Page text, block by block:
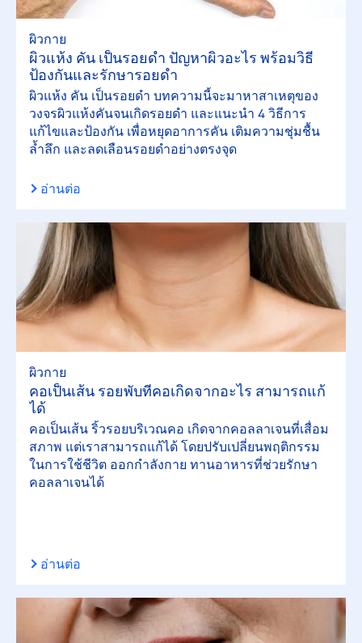
ผิวกาย
ผิวแห้ง คัน เป็นรอยดํา ปัญหาผิวอะไร พร้อมวิธี
ป้องกันและรักษารอยดำ
ผิวแห้ง คัน เป็นรอยดำ บทความนี้จะมาหาสาเหตุของ
วงจรผิวแห้งคันจนเกิดรอยดำ และแนะนำ 4 วิธีการ
แก้ไขและป้องกัน เพื่อหยุดอาการคัน เติมความชุ่มชื้น
ล้ำลึก และลดเลือนรอยดำอย่างตรงจุด
อ่านต่อ
ผิวกาย
คอเป็นเส้น รอยพับที่คอเกิดจากอะไร สามารถแก้
ได้
คอเป็นเส้น ริ้วรอยบริเวณคอ เกิดจากคอลลาเจนที่เสื่อม
สภาพ แต่เราสามารถแก้ได้ โดยปรับเปลี่ยนพฤติกรรม
ในการใช้ชีวิต ออกกำลังกาย ทานอาหารที่ช่วยรักษา
คอลลาเจนได้
อ่านต่อ